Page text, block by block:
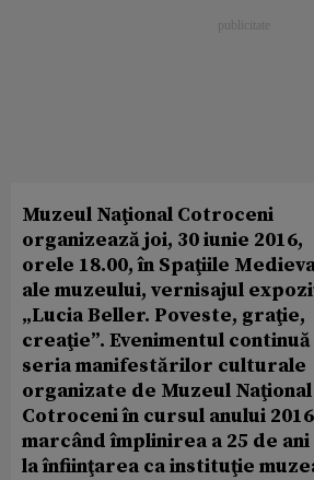
Muzeul Naţional Cotroceni
organizează joi, 30 iunie 2016,
orele 18.00, în Spaţiile
ale muzeului, vernisajul
„Lucia Beller. Poveste, graţie,
creaţie”. Evenimentul continuă
seria manifestărilor culturale
organizate de Muzeul Naţional
Cotroceni în cursul anului
marcând împlinirea a 25 de ani
la înfiinţarea ca instituţie